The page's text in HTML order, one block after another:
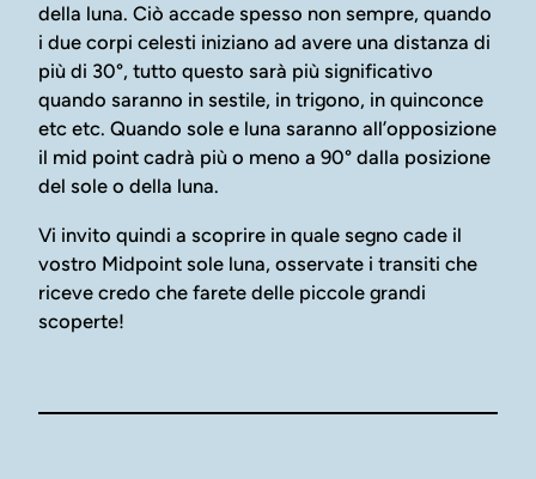
della luna. Ciò accade spesso non sempre, quando
i due corpi celesti iniziano ad avere una distanza di
più di 30°, tutto questo sarà più significativo
quando saranno in sestile, in trigono, in quinconce
etc etc. Quando sole e luna saranno all’opposizione
il mid point cadrà più o meno a 90° dalla posizione
del sole o della luna.
Vi invito quindi a scoprire in quale segno cade il
vostro Midpoint sole luna, osservate i transiti che
riceve credo che farete delle piccole grandi
scoperte!